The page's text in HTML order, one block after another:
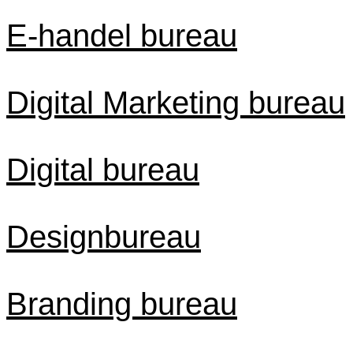
E-handel bureau
Digital Marketing bureau
Digital bureau
Designbureau
Branding bureau